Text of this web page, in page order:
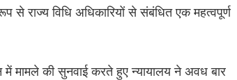
राज्य विधि अधिकारियों से संबंधित एक महत्वपूर्ण
मामले की सुनवाई करते हुए न्यायालय ने अवध बार